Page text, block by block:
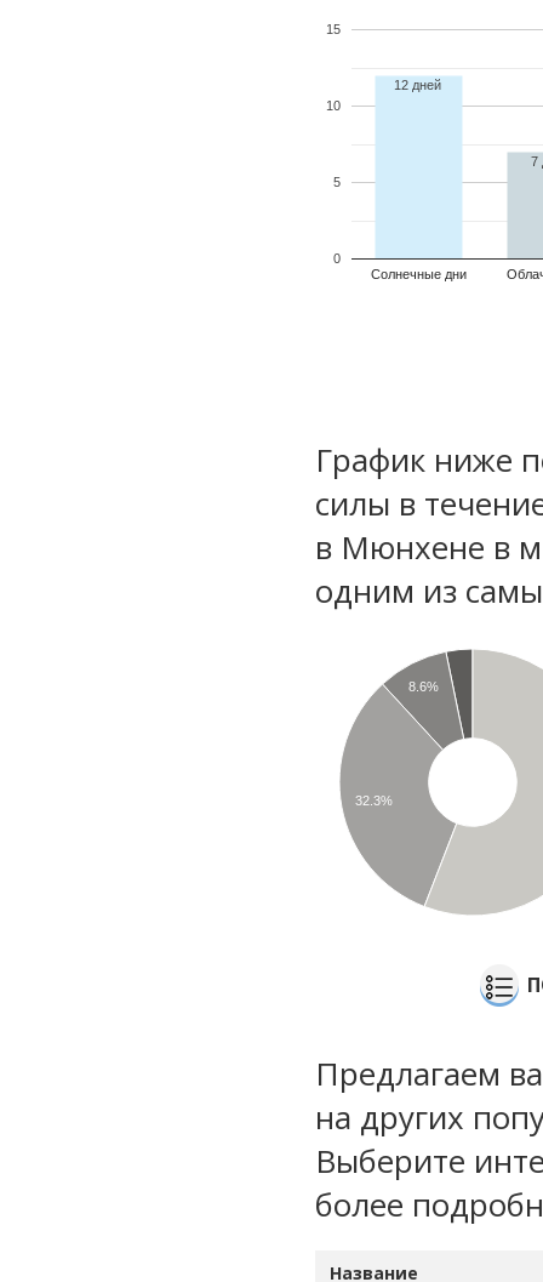
Солнечные дни
0
5
10
15
12 дней
7
График ниже
силы в
в Мюнхене в
одним из
8.6%
32.3%
Предлагаем
на других
Выберите
более
Название